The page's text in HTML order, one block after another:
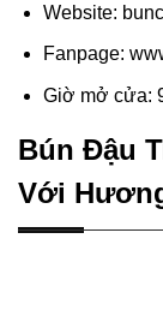
Website:
Fanpage:
Giờ mở cửa:
Bún Đậu
Với